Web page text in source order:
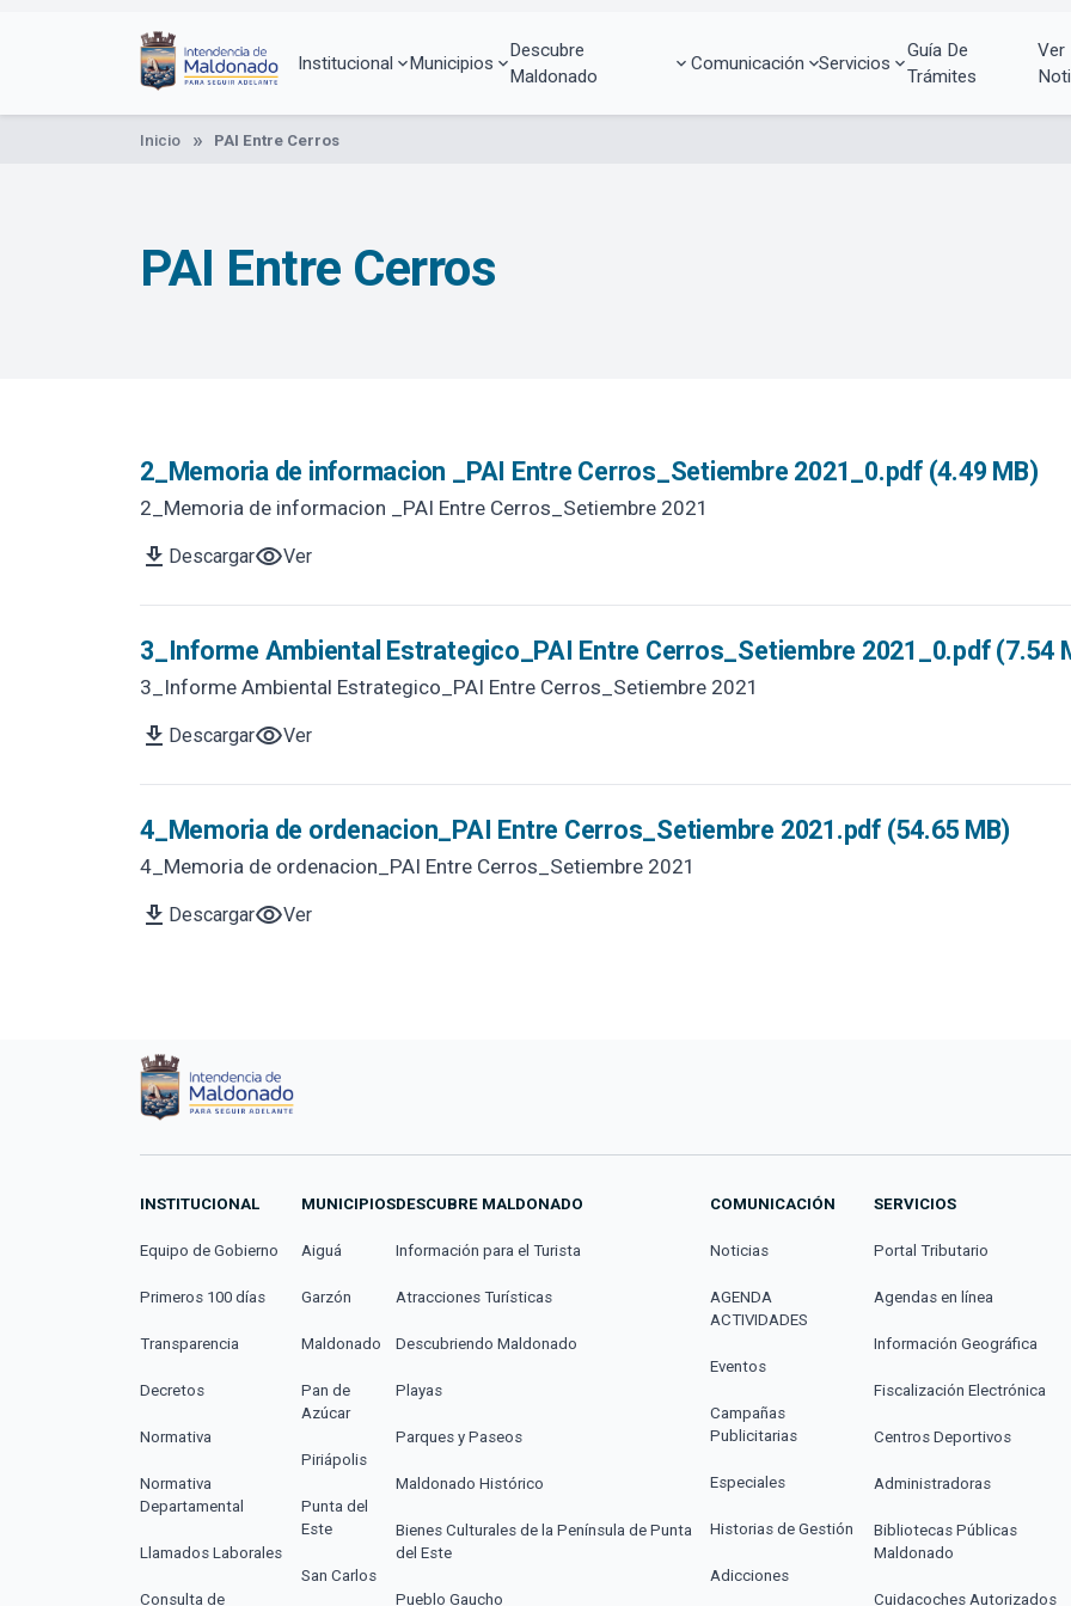
Institucional Municipios
Descubre
Maldonado
Comunicación Servicios
Guía De
Trámites
Ver
Inicio PAI Entre Cerros
PAI Entre Cerros
2_Memoria de informacion _PAI Entre Cerros_Setiembre 2021_0.pdf (4.49 MB)
2_Memoria de informacion _PAI Entre Cerros_Setiembre 2021
download DescargarvisibilityVer
3_Informe Ambiental Estrategico_PAI Entre Cerros_Setiembre 2021_0.pdf (7.54
3_Informe Ambiental Estrategico_PAI Entre Cerros_Setiembre 2021
download DescargarvisibilityVer
4_Memoria de ordenacion_PAI Entre Cerros_Setiembre 2021.pdf (54.65 MB)
4_Memoria de ordenacion_PAI Entre Cerros_Setiembre 2021
download DescargarvisibilityVer
INSTITUCIONAL
Equipo de Gobierno
Primeros 100 días
Transparencia
Decretos
Normativa
Normativa
Departamental
Llamados Laborales
Consulta de
MUNICIPIOS
Aiguá
Garzón
Maldonado
Pan de
Azúcar
Piriápolis
Punta del
Este
San Carlos
DESCUBRE MALDONADO
Información para el Turista
Atracciones Turísticas
Descubriendo Maldonado
Playas
Parques y Paseos
Maldonado Histórico
Bienes Culturales de la Península de Punta
del Este
Pueblo Gaucho
COMUNICACIÓN
Noticias
AGENDA
ACTIVIDADES
Eventos
Campañas
Publicitarias
Especiales
Historias de Gestión
Adicciones
SERVICIOS
Portal Tributario
Agendas en línea
Información Geográfica
Fiscalización Electrónica
Centros Deportivos
Administradoras
Bibliotecas Públicas
Maldonado
Cuidacoches Autorizados